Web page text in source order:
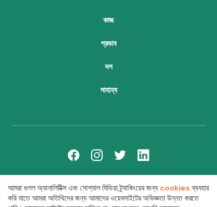
কাজ
প্রভাব
দল
সাহায্য
team@thinktoolsforchildren.org
আমরা গুগল অ্যানালিটিক্স এবং সোশ্যাল মিডিয়া ট্র্যাকিংয়ের জন্য cookiesব্যবহার
করি যাতে আমরা অতিথিদের জন্য আমাদের ওয়েবসাইটের অভিজ্ঞতা উন্নত করতে